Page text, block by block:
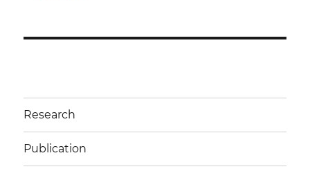
Research
Publication